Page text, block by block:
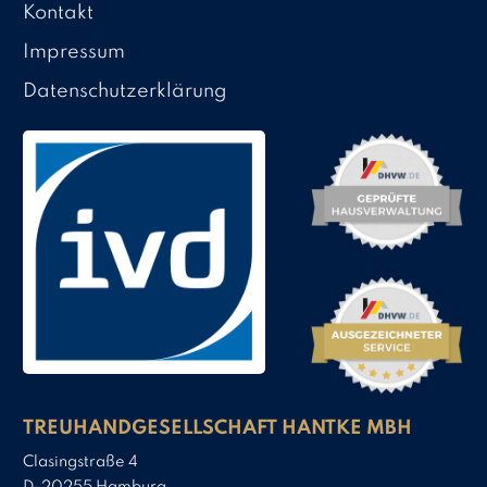
Kontakt
Impressum
Datenschutzerklärung
TREUHANDGESELLSCHAFT HANTKE MBH
Clasingstraße 4